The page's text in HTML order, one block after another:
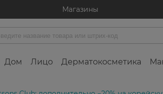
Магазины
Дом Лицо Дерматокосметика